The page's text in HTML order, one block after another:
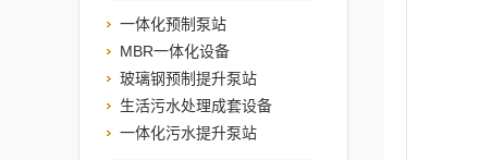
一体化预制泵站
MBR一体化设备
玻璃钢预制提升泵站
生活污水处理成套设备
一体化污水提升泵站